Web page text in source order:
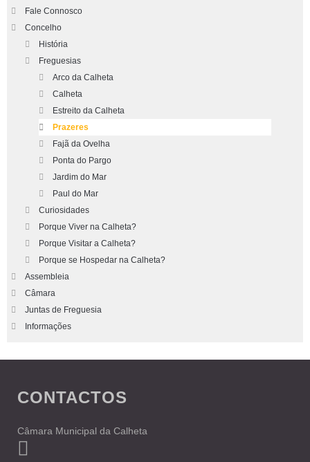
Fale Connosco
Concelho
História
Freguesias
Arco da Calheta
Calheta
Estreito da Calheta
Prazeres
Fajã da Ovelha
Ponta do Pargo
Jardim do Mar
Paul do Mar
Curiosidades
Porque Viver na Calheta?
Porque Visitar a Calheta?
Porque se Hospedar na Calheta?
Assembleia
Câmara
Juntas de Freguesia
Informações
CONTACTOS
Câmara Municipal da Calheta